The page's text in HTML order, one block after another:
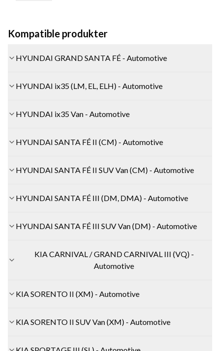
Kompatible produkter
HYUNDAI GRAND SANTA FÉ - Automotive
HYUNDAI ix35 (LM, EL, ELH) - Automotive
HYUNDAI ix35 Van - Automotive
HYUNDAI SANTA FÉ II (CM) - Automotive
HYUNDAI SANTA FÉ II SUV Van (CM) - Automotive
HYUNDAI SANTA FÉ III (DM, DMA) - Automotive
HYUNDAI SANTA FÉ III SUV Van (DM) - Automotive
KIA CARNIVAL / GRAND CARNIVAL III (VQ) -
Automotive
KIA SORENTO II (XM) - Automotive
KIA SORENTO II SUV Van (XM) - Automotive